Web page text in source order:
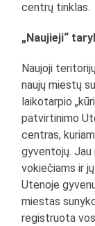
centrų tinklas.
„Naujieji“
Naujoji
naujų miestų
laikotarpio
patvirtinimo
centras,
gyventojų. Jau
vokiečiams ir
Utenoje
miestas
registruota